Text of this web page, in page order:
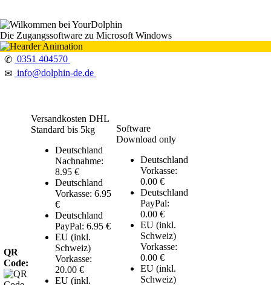
Die Zugangssoftware zu Microsoft Windows
✆ 0351 404570
✉ info@dolphin-de.de
QR
Code:
Versandkosten DHL
Standard bis 5kg
Deutschland
Nachnahme:
8.95 €
Deutschland
Vorkasse: 6.95
€
Deutschland
PayPal: 6.95 €
EU (inkl.
Schweiz)
Vorkasse:
20.00 €
EU (inkl.
Software
Download only
Deutschland
Vorkasse:
0.00 €
Deutschland
PayPal:
0.00 €
EU (inkl.
Schweiz)
Vorkasse:
0.00 €
EU (inkl.
Schweiz)